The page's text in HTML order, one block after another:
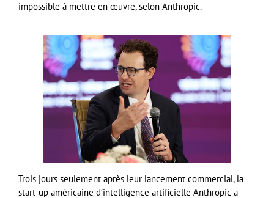
impossible à mettre en œuvre, selon Anthropic.
Trois jours seulement après leur lancement commercial, la
start-up américaine d’intelligence artificielle Anthropic a